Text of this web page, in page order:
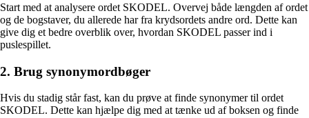
Start med at analysere ordet SKODEL. Overvej både længden af ​​ordet
og de bogstaver, du allerede har fra krydsordets andre ord. Dette kan
give dig et bedre overblik over, hvordan SKODEL passer ind i
puslespillet.
2. Brug synonymordbøger
Hvis du stadig står fast, kan du prøve at finde synonymer til ordet
SKODEL. Dette kan hjælpe dig med at tænke ud af boksen og finde